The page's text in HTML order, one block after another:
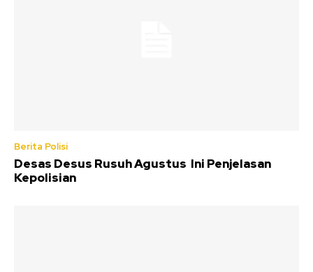
Berita Polisi
Desas Desus Rusuh Agustus Ini Penjelasan
Kepolisian